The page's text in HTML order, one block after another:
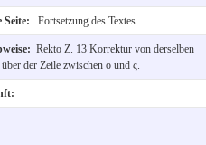
Seite: Fortsetzung des Textes
Rekto Z. 13 Korrektur von derselben
über der Zeile zwischen ο und ς.